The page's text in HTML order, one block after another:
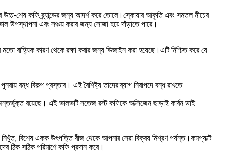
উচ্চ-শেষ কফি ব্র্যান্ডের জন্য আদর্শ করে তোলে।স্কোয়ার আকৃতি এবং সমতল নীচের
উপস্থাপনা এবং সঞ্চয় করার জন্য সোজা হয়ে দাঁড়াতে পারে।
বাহ্যিক কারণ থেকে রক্ষা করার জন্য ডিজাইন করা হয়েছে।এটি নিশ্চিত করে যে
বন্ধ বিকল্প প্রস্তাব। এই বৈশিষ্ট্য তাদের ব্যাগ নিরাপদে বন্ধ রাখতে
রয়েছে। এই ভালভটি সতেজ রস্ট কফিকে অক্সিজেন ছাড়াই কার্বন ডাই
বিশেষ একক উৎপত্তি বীজ থেকে আপনার সেরা বিক্রয় মিশ্রণ পর্যন্ত।কমপ্যাক্ট
ঠিক সঠিক পরিমাণে কফি প্রদান করে।